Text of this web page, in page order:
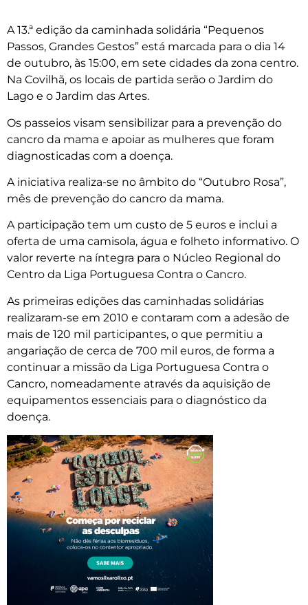
A 13.ª edição da caminhada solidária “Pequenos
Passos, Grandes Gestos” está marcada para o dia 14
de outubro, às 15:00, em sete cidades da zona centro.
Na Covilhã, os locais de partida serão o Jardim do
Lago e o Jardim das Artes.
Os passeios visam sensibilizar para a prevenção do
cancro da mama e apoiar as mulheres que foram
diagnosticadas com a doença.
A iniciativa realiza-se no âmbito do “Outubro Rosa”,
mês de prevenção do cancro da mama.
A participação tem um custo de 5 euros e inclui a
oferta de uma camisola, água e folheto informativo. O
valor reverte na íntegra para o Núcleo Regional do
Centro da Liga Portuguesa Contra o Cancro.
As primeiras edições das caminhadas solidárias
realizaram-se em 2010 e contaram com a adesão de
mais de 120 mil participantes, o que permitiu a
angariação de cerca de 700 mil euros, de forma a
continuar a missão da Liga Portuguesa Contra o
Cancro, nomeadamente através da aquisição de
equipamentos essenciais para o diagnóstico da
doença.